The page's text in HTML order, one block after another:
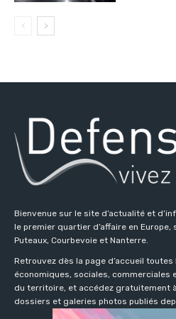
Bienvenue sur le site d’actualité et
le premier quartier d’affaire en
Puteaux, Courbevoie et Nanterre.
Retrouvez dès la page d’accueil
économiques, sociales, commerciales
du territoire, et accédez gratuitement
dossiers et galeries photos publiés